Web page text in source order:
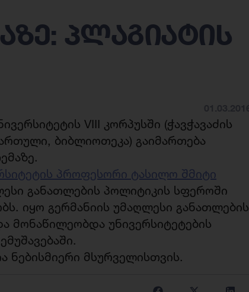
პლაგიატის
VIII კორპუსში (ჭავჭავაძის
ბიბლიოთეკა) გაიმართება
პროფესორი ტასილო შმიტი
განათლების პოლიტიკის სფეროში
იყო გერმანიის უმაღლესი განათლების
მონაწილეობდა უნივერსიტეტების
ნებისმიერი მსურველისთვის.